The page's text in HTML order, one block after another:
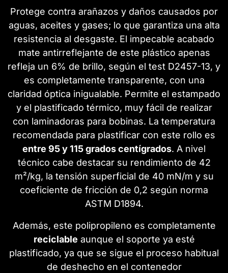
Protege contra arañazos y daños causados por
aguas, aceites y gases; lo que garantiza una alta
resistencia al desgaste. El impecable acabado
mate antirreflejante de este plástico apenas
refleja un 6% de brillo, según el test D2457-13, y
es completamente transparente, con una
claridad óptica inigualable. Permite el estampado
y el plastificado térmico, muy fácil de realizar
con laminadoras para bobinas. La temperatura
recomendada para plastificar con este rollo es
entre 95 y 115 grados centígrados. A nivel
técnico cabe destacar su rendimiento de 42
m²/kg, la tensión superficial de 40 mN/m y su
coeficiente de fricción de 0,2 según norma
ASTM D1894.
Además, este polipropileno es completamente
reciclable aunque el soporte ya esté
plastificado, ya que se sigue el proceso habitual
de deshecho en el contenedor